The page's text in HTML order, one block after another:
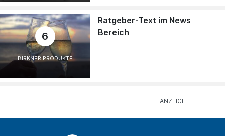
6
BIRKNER PRODUKTE
Ratgeber-Text im News
Bereich